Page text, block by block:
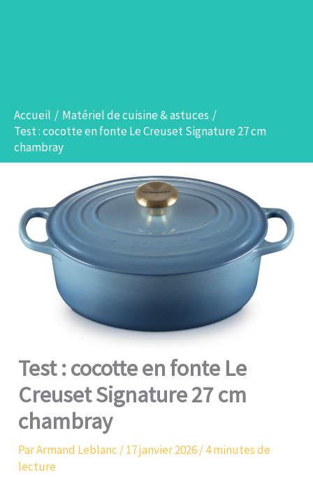
Accueil
Matériel de cuisine & astuces
Test : cocotte en fonte Le Creuset Signature 27 cm
chambray
Test : cocotte en fonte Le
Creuset Signature 27 cm
chambray
ParArmand Leblanc /17 janvier 2026/4 minutes de
lecture